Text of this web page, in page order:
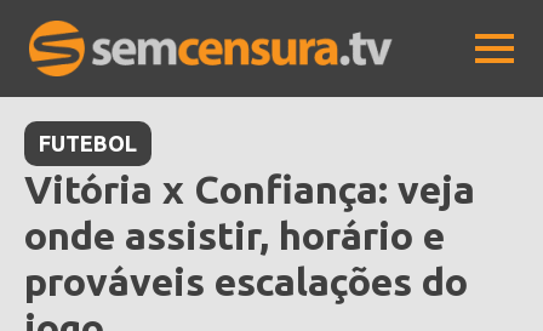
FUTEBOL
Vitória x Confiança: veja
onde assistir, horário e
prováveis escalações do